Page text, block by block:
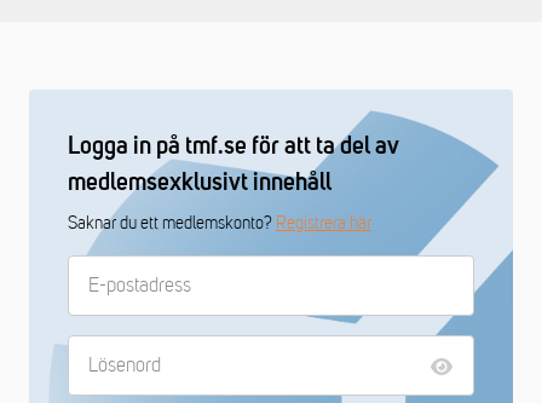
Logga in på tmf.se för att ta del av
medlemsexklusivt innehåll
Saknar du ett medlemskonto? Registrera här